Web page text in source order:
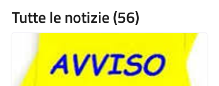
Tutte le notizie (56)